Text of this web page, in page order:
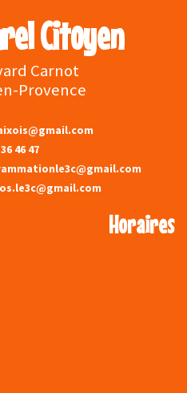
Citoyen
Carnot
Provence
46 47
Horaires